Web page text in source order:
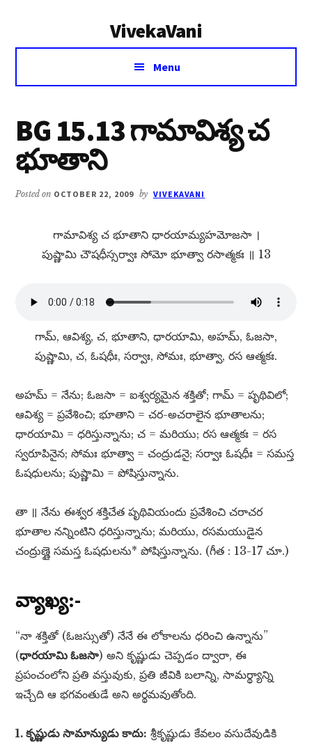
VivekaVani
Voice
Vivekananda
Menu
BG 15.13 గామావిశ్య చ
భూతాని
Posted on OCTOBER 22, 2009 by VIVEKAVANI
గామావిశ్య చ భూతాని ధారయామ్యహమోజసా ।
పుష్ణామి చౌషధీస్సర్వాః సోమో భూత్వా రసాత్మకః ॥ 13
గామ్​, ఆవిశ్య, చ, భూతాని, ధారయామి, అహమ్​, ఓజసా,
పుష్ణామి, చ, ఓషధీః, సర్వాః, సోమః, భూత్వా, రస ఆత్మకః.
అహమ్​ = నేను; ఓజసా = ఐశ్వర్యమైన శక్తితో; గామ్​ = పృథివిలో;
ఆవిశ్య = ప్రవేశించి; భూతాని = చర-అచరాలైన భూతాలను;
ధారయామి = ధరిస్తున్నాను; చ = మరియు; రస ఆత్మకః = రస
స్వరూపినైన; సోమః భూత్వా = చంద్రుడనై; సర్వాః ఓషధీః = సమస్త
ఓషధులను; పుష్ణామి = పోషిస్తున్నాను.
తా ॥ నేను ఈశ్వర శక్తిచేత పృథివియందు ప్రవేశించి చరాచర
భూతాల నన్నింటిని ధరిస్తున్నాను; మరియు, రసమయుడైన
చంద్రుణ్ణై సమస్త ఓషధులను* పోషిస్తున్నాను. (గీత : 13-17 చూ.)
వ్యాఖ్య:-
“నా శక్తితో (ఓజస్సుతో) నేనే ఈ లోకాలను ధరించి ఉన్నాను”
(ధారయామి ఓజసా) అని కృష్ణుడు చెప్పడం ద్వారా, ఈ
ప్రపంచంలోని ప్రతి వస్తువుకు, ప్రతి జీవికి బలాన్ని, సామర్థ్యాన్ని
ఇచ్చేది ఆ భగవంతుడే అని అర్థమవుతోంది.
1. కృష్ణుడు సామాన్యుడు కాదు: శ్రీకృష్ణుడు కేవలం వసుదేవుడికి